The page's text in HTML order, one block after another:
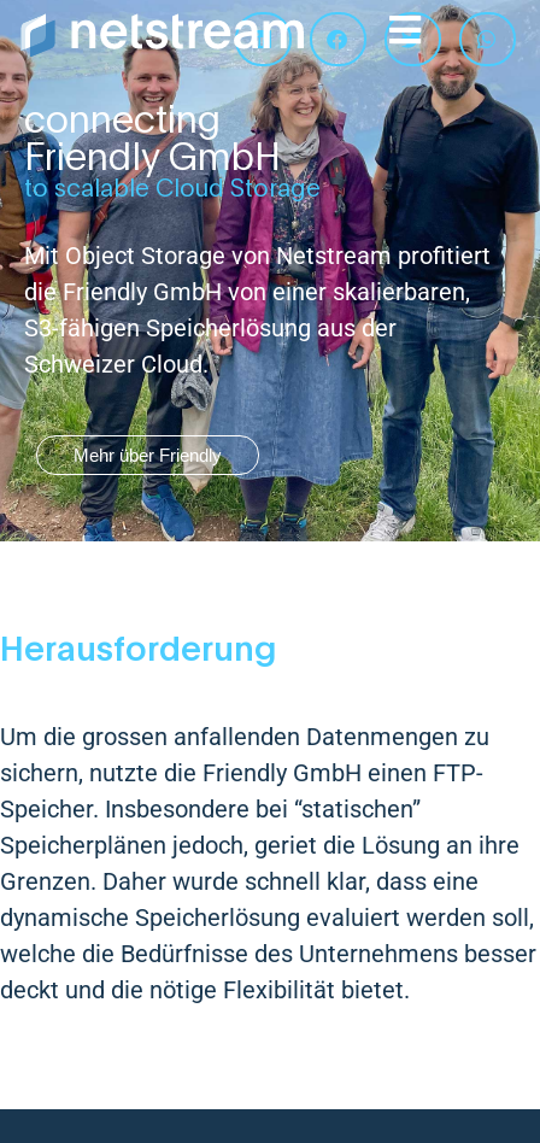
connecting
Friendly GmbH
to scalable Cloud Storage
Mit Object Storage von Netstream profitiert
die Friendly GmbH von einer skalierbaren,
S3-fähigen Speicherlösung aus der
Schweizer Cloud.
Mehr über Friendly
Herausforderung
Um die grossen anfallenden Datenmengen zu
sichern, nutzte die Friendly GmbH einen FTP-
Speicher. Insbesondere bei “statischen”
Speicherplänen jedoch, geriet die Lösung an ihre
Grenzen. Daher wurde schnell klar, dass eine
dynamische Speicherlösung evaluiert werden soll,
welche die Bedürfnisse des Unternehmens besser
deckt und die nötige Flexibilität bietet.